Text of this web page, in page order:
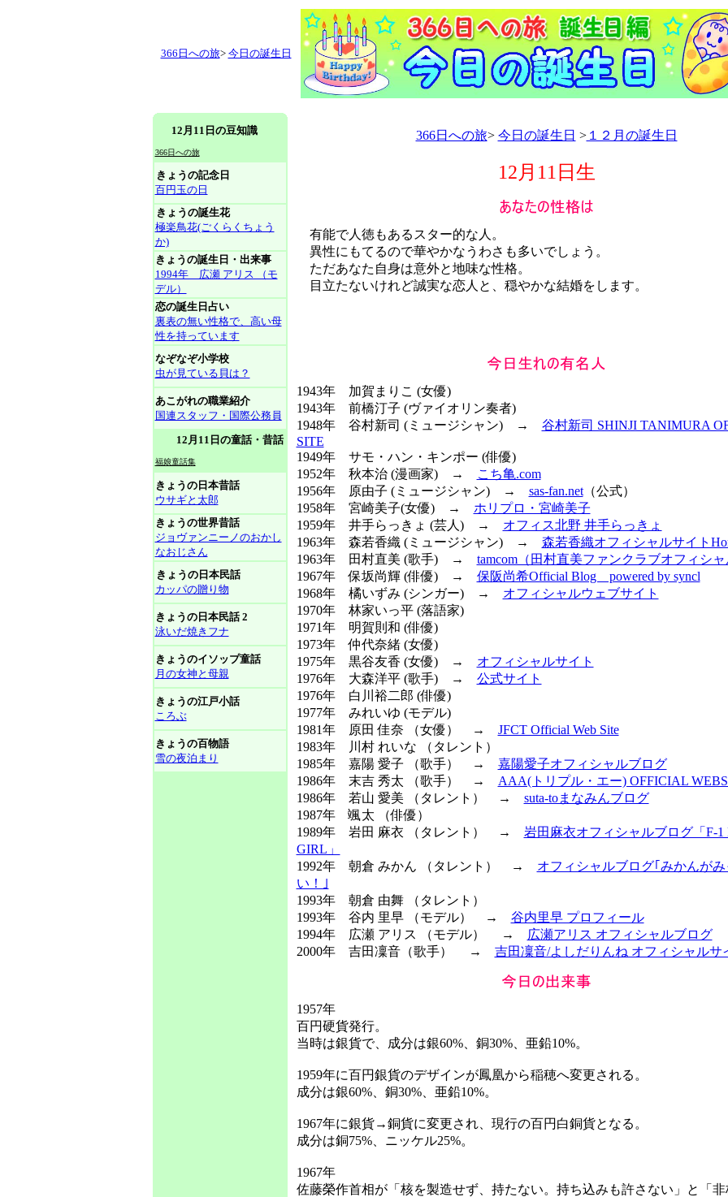
366日への旅> 今日の誕生日
12月11日の豆知識
366日への旅
きょうの記念日
百円玉の日
きょうの誕生花
極楽鳥花(ごくらくちょう
か)
きょうの誕生日・出来事
1994年 広瀬 アリス （モ
デル）
恋の誕生日占い
裏表の無い性格で、高い母
性を持っています
なぞなぞ小学校
虫が見ている貝は？
あこがれの職業紹介
国連スタッフ・国際公務員
12月11日の童話・昔話
福娘童話集
きょうの日本昔話
ウサギと太郎
きょうの世界昔話
ジョヴァンニーノのおかし
なおじさん
きょうの日本民話
カッパの贈り物
きょうの日本民話 2
泳いだ焼きフナ
きょうのイソップ童話
月の女神と母親
きょうの江戸小話
ころぶ
きょうの百物語
雪の夜泊まり
366日への旅> 今日の誕生日 >１２月の誕生日
12月11日生
有能で人徳もあるスター的な人。
異性にもてるので華やかなうわさも多いでしょう。
ただあなた自身は意外と地味な性格。
目立たないけれど誠実な恋人と、穏やかな結婚をします。
1943年 加賀まりこ (女優)
1943年 前橋汀子 (ヴァイオリン奏者)
1948年 谷村新司 (ミュージシャン) → 谷村新司 SHINJI TANIMURA
SITE
1949年 サモ・ハン・キンポー (俳優)
1952年 秋本治 (漫画家) →
こち亀.com
1956年 原由子 (ミュージシャン) → sas-fan.net（公式）
1958年 宮崎美子(女優) → ホリプロ・宮崎美子
1959年 井手らっきょ (芸人) → オフィス北野 井手らっきょ
1963年 森若香織 (ミュージシャン) → 森若香織オフィシャルサイト
1963年 田村直美 (歌手) → tamcom（田村直美ファンクラブオフィシャ
1967年 保坂尚輝 (俳優) → 保阪尚希Official Blog powered by syncl
1968年 橘いずみ (シンガー) → オフィシャルウェブサイト
1970年 林家いっ平 (落語家)
1971年 明賀則和 (俳優)
1973年 仲代奈緒 (女優)
1975年 黒谷友香 (女優) → オフィシャルサイト
1976年 大森洋平 (歌手) → 公式サイト
1976年 白川裕二郎 (俳優)
1977年 みれいゆ (モデル)
1981年 原田 佳奈 （女優） → JFCT Official Web Site
1983年 川村 れいな （タレント）
1985年 嘉陽 愛子 （歌手） → 嘉陽愛子オフィシャルブログ
1986年 末吉 秀太 （歌手） → AAA(トリプル・エー) OFFICIAL
1986年 若山 愛美 （タレント） → suta-toまなみんブログ
1987年 颯太 （俳優）
1989年 岩田 麻衣 （タレント） → 岩田麻衣オフィシャルブログ「F-1
GIRL」
1992年 朝倉 みかん （タレント） → オフィシャルブログ｢みかんが
い！｣
1993年 朝倉 由舞 （タレント）
1993年 谷内 里早 （モデル） → 谷内里早 プロフィール
1994年 広瀬 アリス （モデル） →
広瀬アリス オフィシャルブログ
2000年 吉田凜音（歌手） → 吉田凜音/よしだりんね オフィシャルサ
1957年
百円硬貨発行。
当時は銀貨で、成分は銀60%、銅30%、亜鉛10%。
1959年に百円銀貨のデザインが鳳凰から稲穂へ変更される。
成分は銀60%、銅30%、亜鉛10%。
1967年に銀貨→銅貨に変更され、現行の百円白銅貨となる。
成分は銅75%、ニッケル25%。
1967年
佐藤榮作首相が「核を製造せず、持たない。持ち込みも許さない」と「非